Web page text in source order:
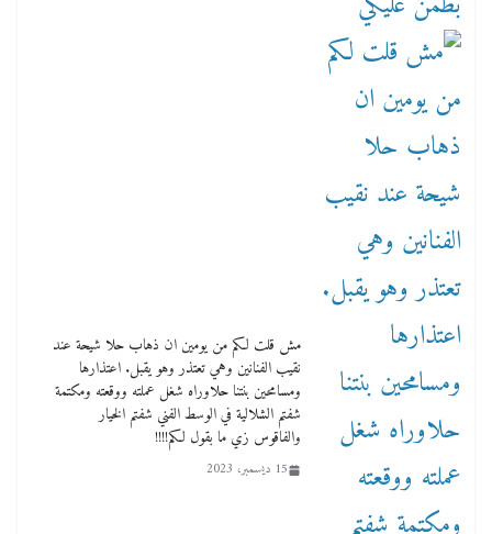
مش قلت لكم من يومين ان ذهاب حلا شيحة عند
نقيب الفنانين وهي تعتذر وهو يقبل. اعتذارها
ومسامحين بنتنا حلاوراه شغل عملته ووقعته ومكتمة
شفتم الشلالية في الوسط الفني شفتم الخيار
والفاقوس زي ما بقول لكم!!!!
15 ديسمبر، 2023